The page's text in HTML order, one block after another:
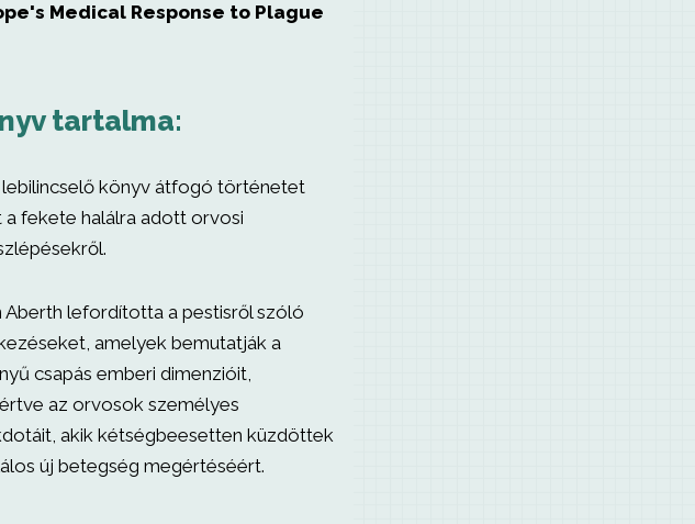
Medical Response to Plague
tartalma:
lebilincselő könyv átfogó történetet
a fekete halálra adott orvosi
Aberth lefordította a pestisről szóló
amelyek bemutatják a
csapás emberi dimenzióit,
az orvosok személyes
akik kétségbeesetten küzdöttek
új betegség megértéséért.